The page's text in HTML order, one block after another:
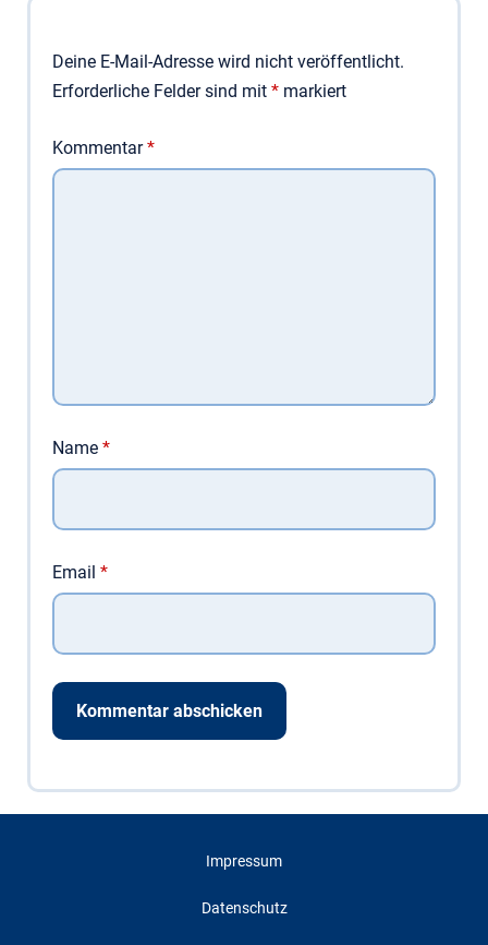
Deine E-Mail-Adresse wird nicht veröffentlicht.
Erforderliche Felder sind mit * markiert
Kommentar*
Name *
Email *
Impressum
Datenschutz